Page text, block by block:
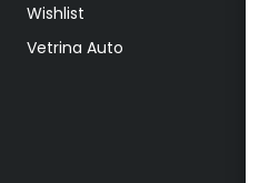
Wishlist
Vetrina Auto